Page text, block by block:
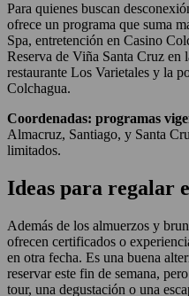
Para quienes buscan
ofrece un programa que suma
Spa, entretención en Casino
Reserva de Viña Santa Cruz en
restaurante Los Varietales y la
Colchagua.
Coordenadas: programas
Almacruz, Santiago, y Santa
limitados.
Ideas para regalar
Además de los almuerzos y
ofrecen certificados o
en otra fecha. Es una buena
reservar este fin de semana,
tour, una degustación o una